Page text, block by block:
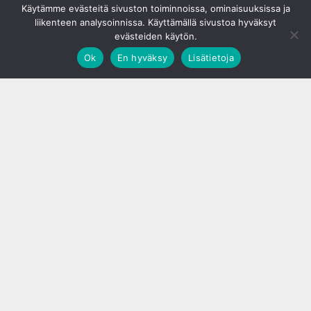
Käytämme evästeitä sivuston toiminnoissa, ominaisuuksissa ja
liikenteen analysoinnissa. Käyttämällä sivustoa hyväksyt
evästeiden käytön.
Ok
En hyväksy Lisätietoja